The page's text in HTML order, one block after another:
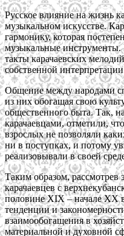
Русское влияние на жизнь
музыкальном искусстве.
гармонику, которая
музыкальные инструменты.
такты карачаевских
собственной
Общение между народами
из них обогащая свою
общественного быта. Так,
карачаевцами, отметили,
взрослых не позволяли
ни в поступках, и потому
реализовывали в своей
Таким образом, рассмотрев
карачаевцев с
половине XIX – начале XX
тенденции и
взаимообогащения в
материальной и духовной